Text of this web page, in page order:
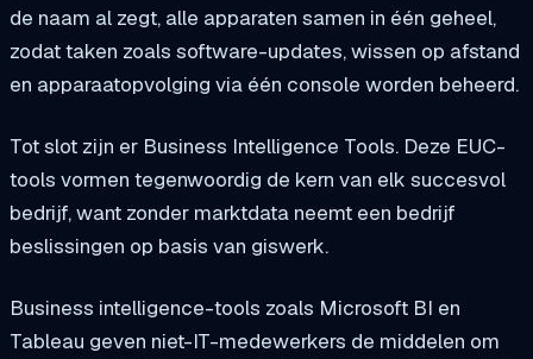
de naam al zegt, alle apparaten samen in één geheel,
zodat taken zoals software-updates, wissen op afstand
en apparaatopvolging via één console worden beheerd.
Tot slot zijn er Business Intelligence Tools. Deze EUC-
tools vormen tegenwoordig de kern van elk succesvol
bedrijf, want zonder marktdata neemt een bedrijf
beslissingen op basis van giswerk.
Business intelligence-tools zoals Microsoft BI en
Tableau geven niet-IT-medewerkers de middelen om